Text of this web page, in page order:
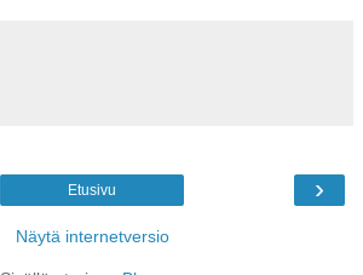
›
Etusivu
Näytä internetversio